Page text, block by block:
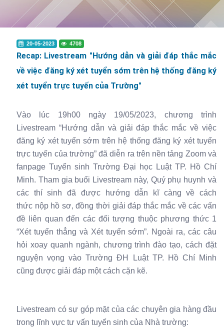
20-05-2023 4708
Recap: Livestream "Hướng dẫn và giải đáp thắc mắc
về việc đăng ký xét tuyển sớm trên hệ thống đăng ký
xét tuyển trực tuyến của Trường"
Vào lúc 19h00 ngày 19/05/2023, chương trình
Livestream “Hướng dẫn và giải đáp thắc mắc về việc
đăng ký xét tuyển sớm trên hệ thống đăng ký xét tuyển
trực tuyến của trường”đã diễn ra trên nền tảng Zoom và
fanpage Tuyển sinh Trường Đại học Luật TP. Hồ Chí
Minh. Tham gia buổi Livestream này, Quý phụ huynh và
các thí sinh đã được hướng dẫn kĩ càng về cách
thức nộp hồ sơ, đồng thời giải đáp thắc mắc vềcác vấn
đề liên quan đến các đối tượng thuộc phương thức 1
“Xét tuyển thẳng và Xét tuyển sớm”. Ngoài ra, các câu
hỏi xoay quanh ngành, chương trình đào tạo, cách đặt
nguyện vọng vào Trường ĐH Luật TP. Hồ Chí Minh
cũng được giải đáp một cách cặn kẽ.
Livestream có sự góp mặt của các chuyên gia hàng đầu
trong lĩnh vực tư vấn tuyển sinh của Nhà trường: